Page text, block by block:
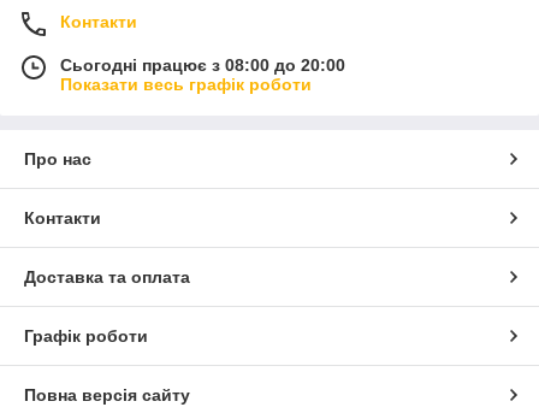
Контакти
Сьогодні працює з 08:00 до 20:00
Показати весь графік роботи
Про нас
Контакти
Доставка та оплата
Графік роботи
Повна версія сайту